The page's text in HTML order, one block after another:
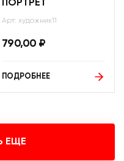
ПОРТРЕТ
Арт: художник11
790,00 ₽
ПОДРОБНЕЕ
ЕЩЕ